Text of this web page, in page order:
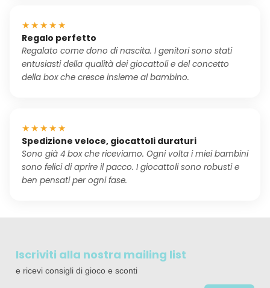
★★★★★
Regalo perfetto
Regalato come dono di nascita. I genitori sono stati
entusiasti della qualità dei giocattoli e del concetto
della box che cresce insieme al bambino.
★★★★★
Spedizione veloce, giocattoli duraturi
Sono già 4 box che riceviamo. Ogni volta i miei bambini
sono felici di aprire il pacco. I giocattoli sono robusti e
ben pensati per ogni fase.
Iscriviti alla nostra mailing list
e ricevi consigli di gioco e sconti